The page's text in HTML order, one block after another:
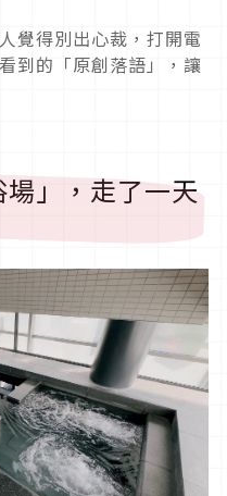
覺得別出心裁，打開電
到的「原創落語」，讓
」，走了一天